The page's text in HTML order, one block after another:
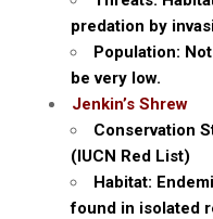
predation by
Population:
be very low.
Jenkin’s Shrew
Conservation
(IUCN Red List)
Habitat:
found in isolated